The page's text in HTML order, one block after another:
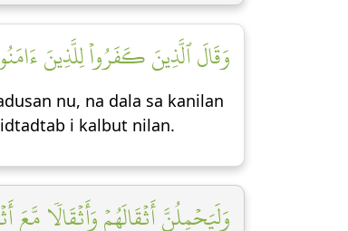
وَقَالَ ٱلَّذِينَ كَفَرُواْ لِلَّذِينَ
nu, na dala sa kanilan
i kalbut nilan.
وَلَيَحۡمِلُنَّ أَثۡقَالَهُمۡ وَأَثۡقَالٗا مَّعَ